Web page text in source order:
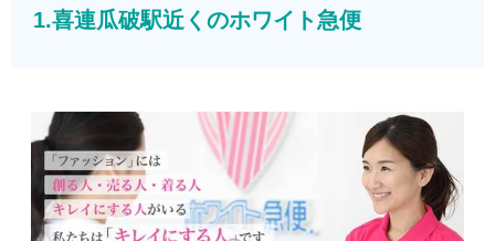
1.喜連瓜破駅近くのホワイト急便